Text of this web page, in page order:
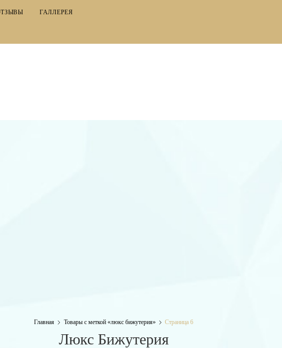
ГАЛЛЕРЕЯ
Главная Товары с меткой «люкс бижутерия» Страница 6
Люкс Бижутерия